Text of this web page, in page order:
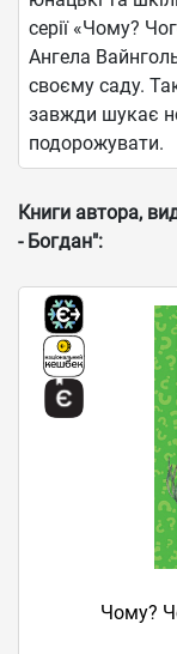
серії «Чому?
Ангела
своєму саду.
завжди шукає
подорожувати.
Книги автора,
- Богдан":
Чому?